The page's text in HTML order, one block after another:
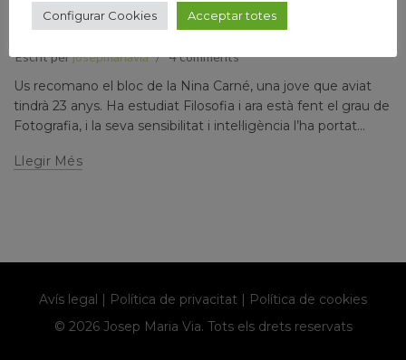
SETEMBRE 2024
Escrit perjosepmariavia 4 comments
Us recomano el bloc de la Nina Carné, una jove que aviat
tindrà 23 anys. Ha estudiat Filosofia i ara està fent el grau de
Fotografia, i la seva sensibilitat i intel·ligència l’ha portat...
Llegir Més
© 2026 Josep Maria Via. Tots els drets reservats
Avís legal | Política de privacitat | Política de cookies
Configurar Cookies Acceptar totes